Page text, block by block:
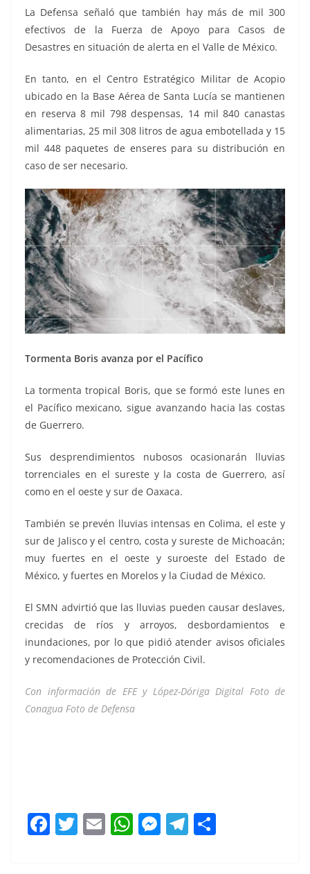
La Defensa señaló que también hay más de mil 300
efectivos de la Fuerza de Apoyo para Casos de
Desastres en situación de alerta en el Valle de México.
En tanto, en el Centro Estratégico Militar de Acopio
ubicado en la Base Aérea de Santa Lucía se mantienen
en reserva 8 mil 798 despensas, 14 mil 840 canastas
alimentarias, 25 mil 308 litros de agua embotellada y 15
mil 448 paquetes de enseres para su distribución en
caso de ser necesario.
Tormenta Boris avanza por el Pacífico
La tormenta tropical Boris, que se formó este lunes en
el Pacífico mexicano, sigue avanzando hacia las costas
de Guerrero.
Sus desprendimientos nubosos ocasionarán lluvias
torrenciales en el sureste y la costa de Guerrero, así
como en el oeste y sur de Oaxaca.
También se prevén lluvias intensas en Colima, el este y
sur de Jalisco y el centro, costa y sureste de Michoacán;
muy fuertes en el oeste y suroeste del Estado de
México, y fuertes en Morelos y la Ciudad de México.
El SMN advirtió que las lluvias pueden causar deslaves,
crecidas de ríos y arroyos, desbordamientos e
inundaciones, por lo que pidió atender avisos oficiales
y recomendaciones de Protección Civil.
Con información de EFE y López-Dóriga Digital Foto de
Conagua Foto de Defensa
F
a
T
w
E
m
W
h
M
e
T
el